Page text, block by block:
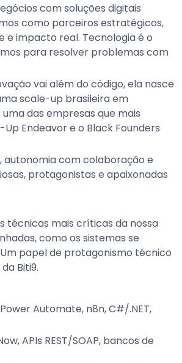
com soluções digitais
como parceiros estratégicos,
e impacto real. Tecnologia é o
para resolver problemas com
vai além do código, ela nasce
scale-up brasileira em
das empresas que mais
Endeavor e o Black Founders
com colaboração e
protagonistas e apaixonadas
técnicas mais críticas da nossa
como os sistemas se
papel de protagonismo técnico
Biti9.
Automate, n8n, C#/.NET,
APIs REST/SOAP, bancos de